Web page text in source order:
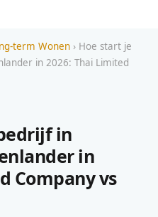
term Wonen › Hoe start je
in 2026: Thai Limited
in
in
Company vs